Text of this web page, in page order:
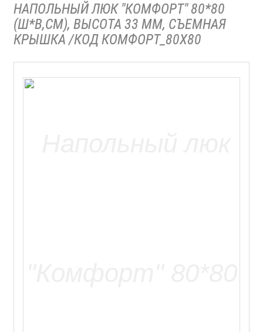
НАПОЛЬНЫЙ ЛЮК "КОМФОРТ" 80*80
(Ш*В,СМ), ВЫСОТА 33 ММ, СЪЕМНАЯ
КРЫШКА /КОД КОМФОРТ_80Х80